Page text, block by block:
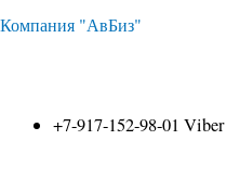
Перейти
содержимому
Компания "АвБиз"
+7-917-152-98-01 Viber
Навигация
записям